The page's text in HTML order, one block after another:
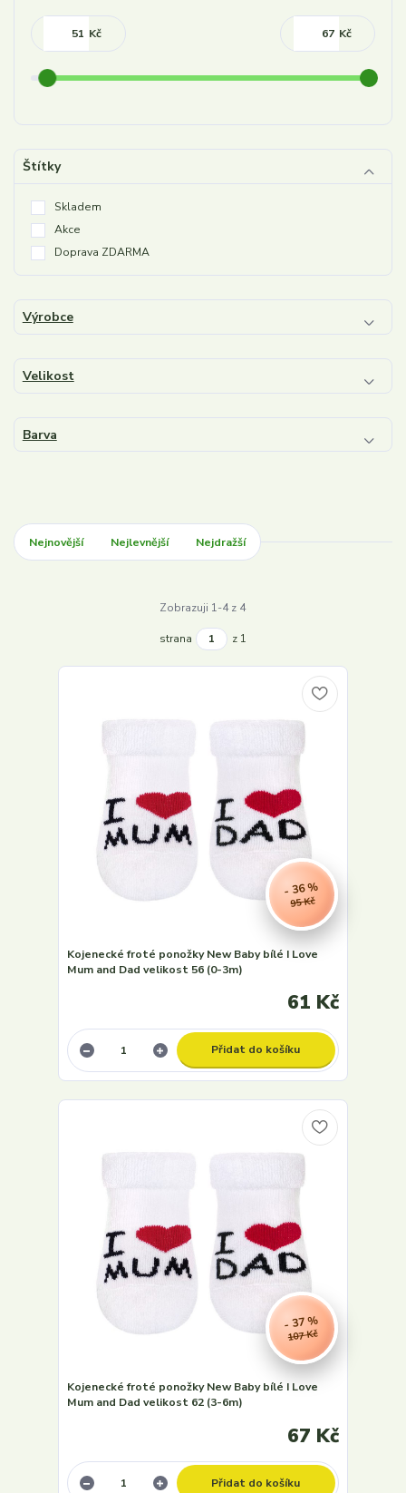
Kč Kč
Štítky
Skladem
Akce
Doprava ZDARMA
Výrobce
Velikost
Barva
Nejnovější Nejlevnější Nejdražší
Zobrazuji 1-4 z 4
strana z 1
95 Kč
- 36 %
Kojenecké froté ponožky New Baby bílé I Love
Mum and Dad velikost 56 (0-3m)
61 Kč
Přidat do košíku
107 Kč
- 37 %
Kojenecké froté ponožky New Baby bílé I Love
Mum and Dad velikost 62 (3-6m)
67 Kč
Přidat do košíku